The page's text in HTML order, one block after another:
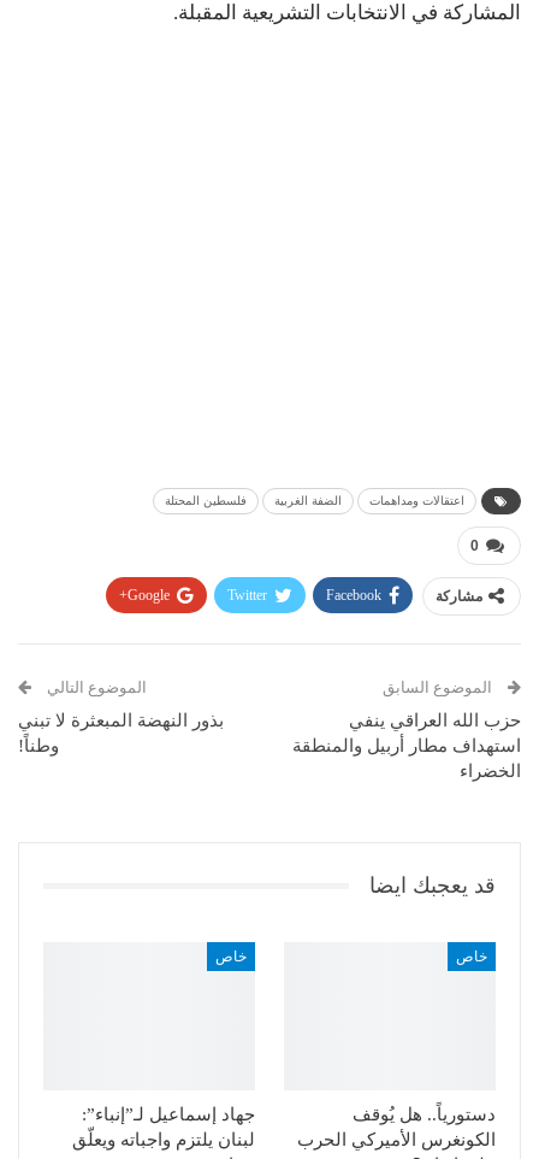
المشاركة في الانتخابات التشريعية المقبلة.
اعتقالات ومداهمات الضفة الغربية فلسطين المحتلة
0
مشاركة Facebook
Twitter
Google+
البريد الإلكتروني
الموضوع السابق
حزب الله العراقي ينفي
استهداف مطار أربيل والمنطقة
الخضراء
الموضوع التالي
بذور النهضة المبعثرة لا تبني
وطناً!
قد يعجبك ايضا
خاص
دستورياً.. هل يُوقف
الكونغرس الأميركي الحرب
خاص
جهاد إسماعيل لـ”إنباء”:
لبنان يلتزم واجباته ويعلّق